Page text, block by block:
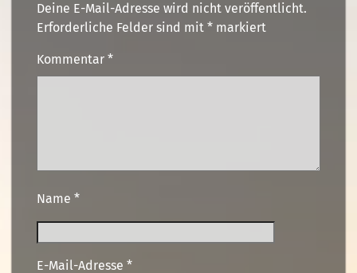
Deine E-Mail-Adresse wird nicht veröffentlicht.
Erforderliche Felder sind mit *markiert
Kommentar *
Name *
E-Mail-Adresse *